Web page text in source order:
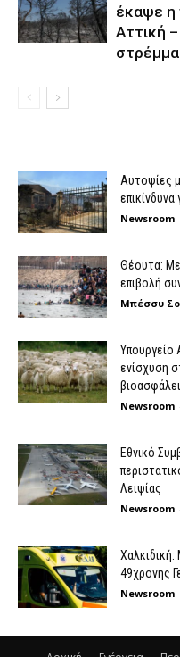
έκαψε η
Αττική
Αυτοψίες
Newsroom
Θέουτα: Με
επιβολή
Μπέσσυ
Υπουργείο
ενίσχυση
Newsroom
Εθνικό
Λειψίας
Newsroom
49χρονης
Newsroom